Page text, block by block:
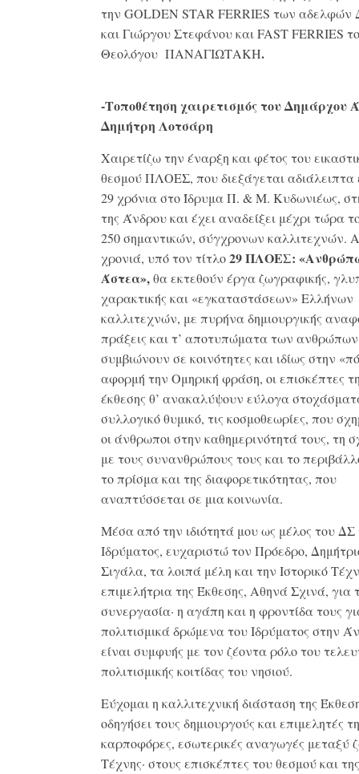
την GOLDEN STAR FERRIES των αδελφών
και Γιώργου Στεφάνου και FAST FERRIES
Θεολόγου ΠΑΝΑΓΙΩΤΑΚΗ.
-Τοποθέτηση χαιρετισμός του Δημάρχου
Δημήτρη Λοτσάρη
Χαιρετίζω την έναρξη και φέτος του
θεσμού ΠΛΟΕΣ, που διεξάγεται αδιάλειπτα
29 χρόνια στο Ίδρυμα Π. & Μ. Κυδωνιέως,
της Άνδρου και έχει αναδείξει μέχρι τώρα
250 σημαντικών, σύγχρονων καλλιτεχνών.
χρονιά, υπό τον τίτλο29 ΠΛΟΕΣ:
Άστεα»,θα εκτεθούν έργα ζωγραφικής,
χαρακτικής και «εγκαταστάσεων» Ελλήνων
καλλιτεχνών, με πυρήνα δημιουργικής
πράξεις και τ’ αποτυπώματα των
συμβιώνουν σε κοινότητες και ιδίως στην
αφορμή την Ομηρική φράση, οι επισκέπτες
έκθεσης θ’ ανακαλύψουν εύλογα
συλλογικό θυμικό, τις κοσμοθεωρίες, που
οι άνθρωποι στην καθημερινότητά τους, τη
με τους συνανθρώπους τους και το
το πρίσμα και της διαφορετικότητας, που
αναπτύσσεται σε μια κοινωνία.
Μέσα από την ιδιότητά μου ως μέλος του ΔΣ
Ιδρύματος, ευχαριστώ τον Πρόεδρο,
Σιγάλα, τα λοιπά μέλη και την Ιστορικό
επιμελήτρια της Έκθεσης, Αθηνά Σχινά, για
συνεργασία· η αγάπη και η φροντίδα τους
πολιτισμικά δρώμενα του Ιδρύματος στην
είναι συμφυής με τον ζέοντα ρόλο του
πολιτισμικής κοιτίδας του νησιού.
Εύχομαι η καλλιτεχνική διάσταση της
οδηγήσει τους δημιουργούς και επιμελητές
καρποφόρες, εσωτερικές αναγωγές μεταξύ
Τέχνης· στους επισκέπτες του θεσμού και